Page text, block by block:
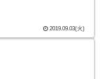
2019.09.03(火)